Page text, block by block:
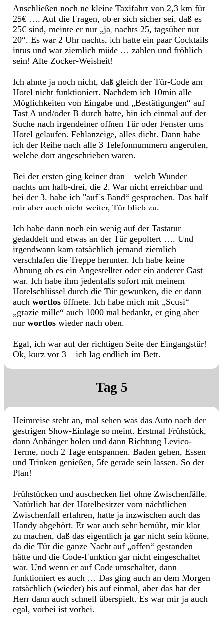
Anschließen noch ne kleine Taxifahrt von 2,3 km für
25€ …. Auf die Fragen, ob er sich sicher sei, daß es
25€ sind, meinte er nur „ja, nachts 25, tagsüber nur
20“. Es war 2 Uhr nachts, ich hatte ein paar Cocktails
intus und war ziemlich müde … zahlen und fröhlich
sein! Alte Zocker-Weisheit!
Ich ahnte ja noch nicht, daß gleich der Tür-Code am
Hotel nicht funktioniert. Nachdem ich 10min alle
Möglichkeiten von Eingabe und „Bestätigungen“ auf
Tast A und/oder B durch hatte, bin ich einmal auf der
Suche nach irgendeiner offnen Tür oder Fenster ums
Hotel gelaufen. Fehlanzeige, alles dicht. Dann habe
ich der Reihe nach alle 3 Telefonnummern angerufen,
welche dort angeschrieben waren.
Bei der ersten ging keiner dran – welch Wunder
nachts um halb-drei, die 2. War nicht erreichbar und
bei der 3. habe ich "auf´s Band“ gesprochen. Das half
mir aber auch nicht weiter, Tür blieb zu.
Ich habe dann noch ein wenig auf der Tastatur
gedaddelt und etwas an der Tür gepoltert …. Und
irgendwann kam tatsächlich jemand ziemlich
verschlafen die Treppe herunter. Ich habe keine
Ahnung ob es ein Angestellter oder ein anderer Gast
war. Ich habe ihm jedenfalls sofort mit meinem
Hotelschlüssel durch die Tür gewunken, die er dann
auch wortlos öffnete. Ich habe mich mit „Scusi“
„grazie mille“ auch 1000 mal bedankt, er ging aber
nur wortlos wieder nach oben.
Egal, ich war auf der richtigen Seite der Eingangstür!
Ok, kurz vor 3 – ich lag endlich im Bett.
Tag 5
Heimreise steht an, mal sehen was das Auto nach der
gestrigen Show-Einlage so meint. Erstmal Frühstück,
dann Anhänger holen und dann Richtung Levico-
Terme, noch 2 Tage entspannen. Baden gehen, Essen
und Trinken genießen, 5fe gerade sein lassen. So der
Plan!
Frühstücken und auschecken lief ohne Zwischenfälle.
Natürlich hat der Hotelbesitzer vom nächtlichen
Zwischenfall erfahren, hatte ja inzwischen auch das
Handy abgehört. Er war auch sehr bemüht, mir klar
zu machen, daß das eigentlich ja gar nicht sein könne,
da die Tür die ganze Nacht auf „offen“ gestanden
hätte und die Code-Funktion gar nicht eingeschaltet
war. Und wenn er auf Code umschaltet, dann
funktioniert es auch … Das ging auch an dem Morgen
tatsächlich (wieder) bis auf einmal, aber das hat der
Herr dann auch schnell überspielt. Es war mir ja auch
egal, vorbei ist vorbei.